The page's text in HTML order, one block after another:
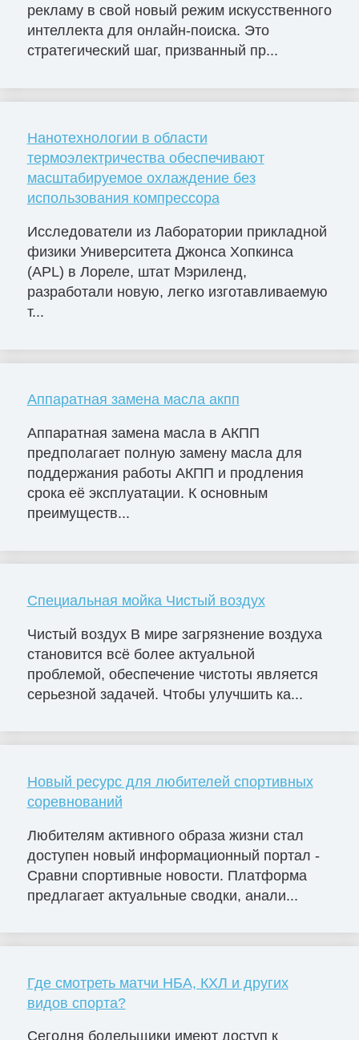
рекламу в свой новый режим искусственного
интеллекта для онлайн-поиска. Это
стратегический шаг, призванный пр...
Нанотехнологии в области
термоэлектричества обеспечивают
масштабируемое охлаждение без
использования компрессора
Исследователи из Лаборатории прикладной
физики Университета Джонса Хопкинса
(APL) в Лореле, штат Мэриленд,
разработали новую, легко изготавливаемую
т...
Аппаратная замена масла акпп
Аппаратная замена масла в АКПП
предполагает полную замену масла для
поддержания работы АКПП и продления
срока её эксплуатации. К основным
преимуществ...
Специальная мойка Чистый воздух
Чистый воздух В мире загрязнение воздуха
становится всё более актуальной
проблемой, обеспечение чистоты является
серьезной задачей. Чтобы улучшить ка...
Новый ресурс для любителей спортивных
соревнований
Любителям активного образа жизни стал
доступен новый информационный портал -
Сравни спортивные новости. Платформа
предлагает актуальные сводки, анали...
Где смотреть матчи НБА, КХЛ и других
видов спорта?
Сегодня болельщики имеют доступ к